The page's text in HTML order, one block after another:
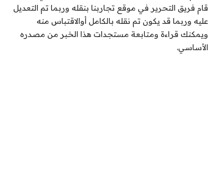
قام فريق التحرير في موقع تجاربنا بنقله وربما تم التعديل
عليه وربما قد يكون تم نقله بالكامل أوالاقتباس منه
ويمكنك قراءة ومتابعة مستجدات هذا الخبر من مصدره
الأساسي.